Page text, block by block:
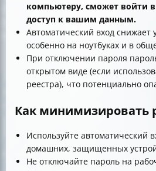
компьютеру, сможет войти
доступ к вашим данным.
Автоматический вход снижает
особенно на ноутбуках и в
При отключении пароля
открытом виде (если
реестра), что потенциально
Как минимизировать
Используйте автоматический
домашних, защищенных
Не отключайте пароль на